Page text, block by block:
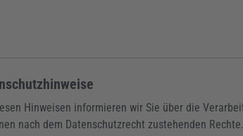
Hinweisen informieren wir Sie über die
nach dem Datenschutzrecht zustehenden